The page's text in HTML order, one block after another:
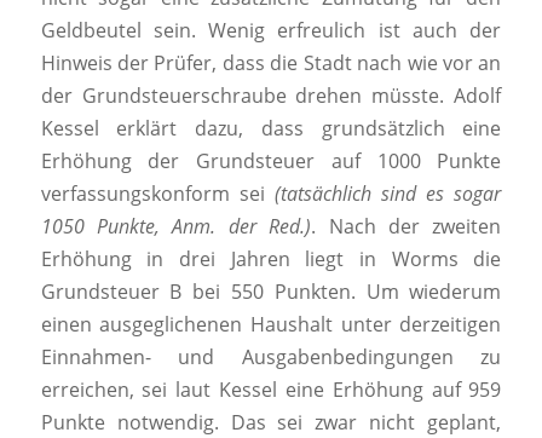
Geldbeutel sein. Wenig erfreulich ist auch der
Hinweis der Prüfer, dass die Stadt nach wie vor an
der Grundsteuerschraube drehen müsste. Adolf
Kessel erklärt dazu, dass grundsätzlich eine
Erhöhung der Grundsteuer auf 1000 Punkte
verfassungskonform sei (tatsächlich sind es sogar
1050 Punkte, Anm. der Red.). Nach der zweiten
Erhöhung in drei Jahren liegt in Worms die
Grundsteuer B bei 550 Punkten. Um wiederum
einen ausgeglichenen Haushalt unter derzeitigen
Einnahmen- und Ausgabenbedingungen zu
erreichen, sei laut Kessel eine Erhöhung auf 959
Punkte notwendig. Das sei zwar nicht geplant,